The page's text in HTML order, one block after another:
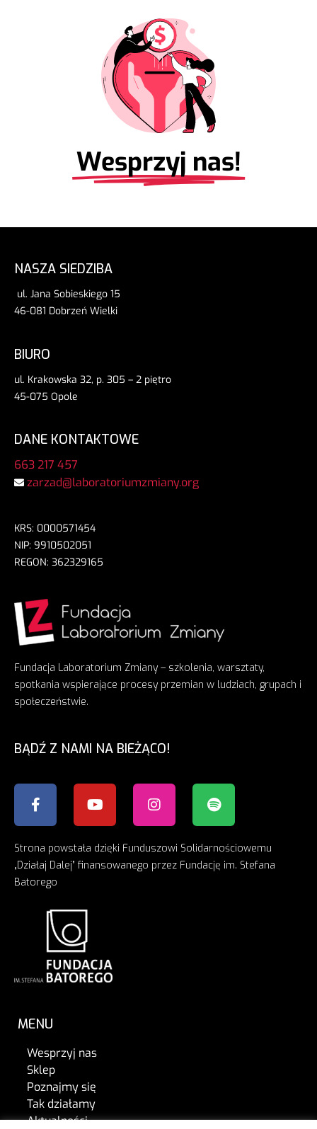
Wesprzyj nas!
Fundacja Laboratorium Zmiany – szkolenia, warsztaty,
spotkania wspierające procesy przemian w ludziach, grupach i
społeczeństwie.
BĄDŹ Z NAMI NA BIEŻĄCO!
Strona powstała dzięki Funduszowi Solidarnościowemu
„Działaj Dalej” finansowanego przez Fundację im. Stefana
Batorego
MENU
Wesprzyj nas
Sklep
Poznajmy się
Tak działamy
Aktualności
NASZA SIEDZIBA
ul. Jana Sobieskiego 15
46-081 Dobrzeń Wielki
BIURO
ul. Krakowska 32, p. 305 – 2 piętro
45-075 Opole
DANE KONTAKTOWE
663 217 457
zarzad@laboratoriumzmiany.org
KRS: 0000571454
NIP: 9910502051
REGON: 362329165